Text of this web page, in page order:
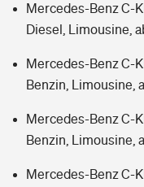
Mercedes-Benz C-
Diesel, Limousine,
Mercedes-Benz C-
Benzin, Limousine,
Mercedes-Benz C-
Benzin, Limousine,
Mercedes-Benz C-